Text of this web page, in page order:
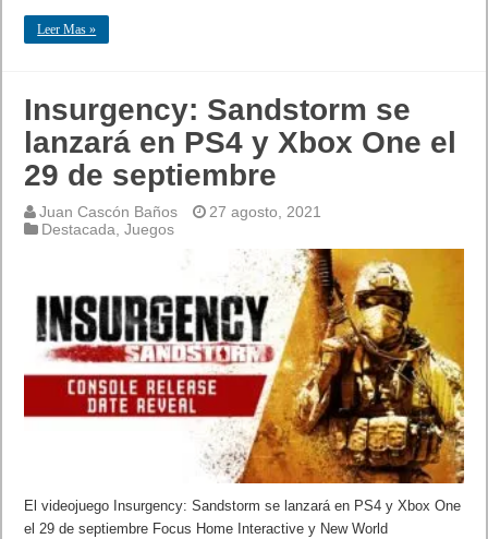
Leer Mas »
Insurgency: Sandstorm se
lanzará en PS4 y Xbox One el
29 de septiembre
Juan Cascón Baños
27 agosto, 2021
Destacada ,Juegos
El videojuego Insurgency: Sandstorm se lanzará en PS4 y Xbox One
el 29 de septiembre Focus Home Interactive y New World